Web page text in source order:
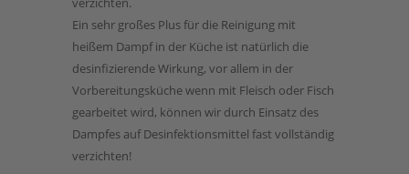
Ein sehr großes Plus für die Reinigung mit
heißem Dampf in der Küche ist natürlich die
desinfizierende Wirkung, vor allem in der
Vorbereitungsküche wenn mit Fleisch oder Fisch
gearbeitet wird, können wir durch Einsatz des
Dampfes auf Desinfektionsmittel fast vollständig
verzichten!